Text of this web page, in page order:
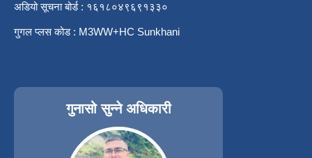
अडियो सूचना बोर्ड : १६१८०४९६९१३३०
गुगल प्लस कोड : M3WW+HC Sunkhani
गुनासो सुन्ने अधिकारी